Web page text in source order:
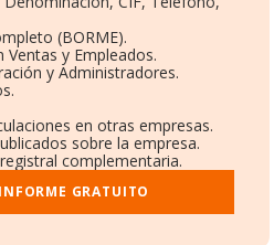
(BORME).
Ventas y Empleados.
y Administradores.
en otras empresas.
sobre la empresa.
complementaria.
GRATUITO